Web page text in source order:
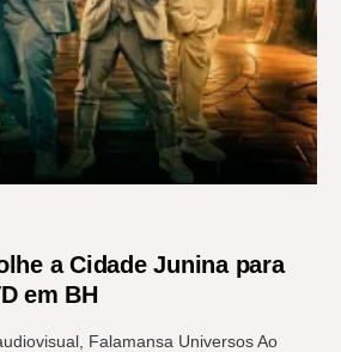
a Cidade Junina para
em BH
Falamansa Universos Ao